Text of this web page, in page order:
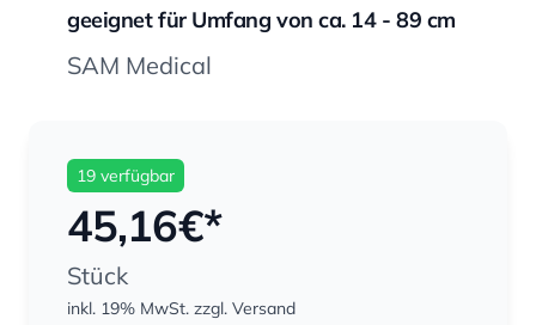
geeignet für Umfang von ca. 14 - 89 cm
SAM Medical
19 verfügbar
45,16€*
Stück
inkl. 19% MwSt. zzgl. Versand